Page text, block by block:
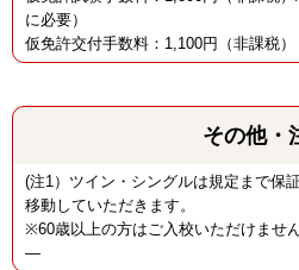
に必要）
仮免許交付手数料：1,100円（非課税）
その他・
(注1）ツイン・シングルは規定まで保
移動していただきます。
※60歳以上の方はご入校いただけません
―